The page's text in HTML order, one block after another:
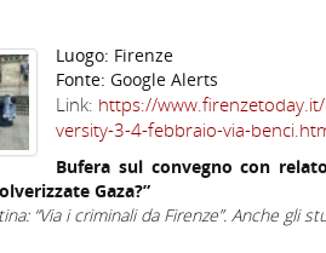
Luogo: Firenze
Fonte: Google Alerts
Link: https://
versity-3-4-febbraio-via-
Bufera sul convegno con
Gaza?”
“Via i criminali da Firenze”. Anche gli